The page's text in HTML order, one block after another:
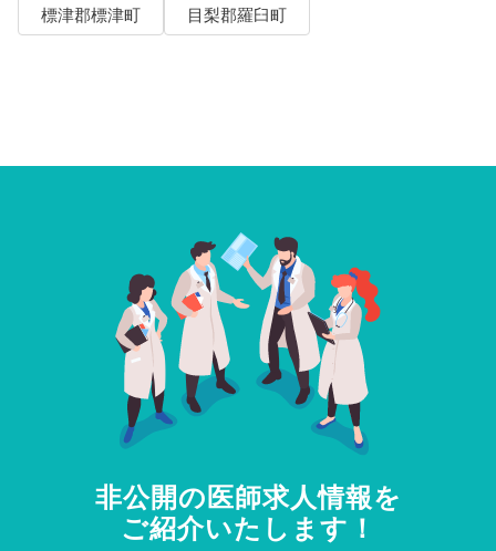
標津郡標津町
目梨郡羅臼町
非公開の医師求人情報を
ご紹介いたします！